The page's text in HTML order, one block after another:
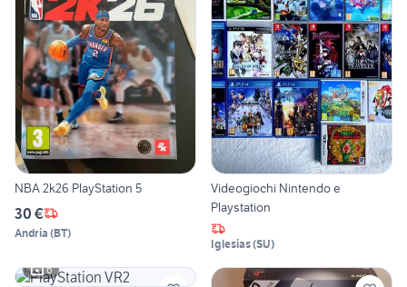
NBA 2k26 PlayStation 5
30 €
Andria (BT)
Videogiochi Nintendo e
Playstation
Iglesias(SU)
6